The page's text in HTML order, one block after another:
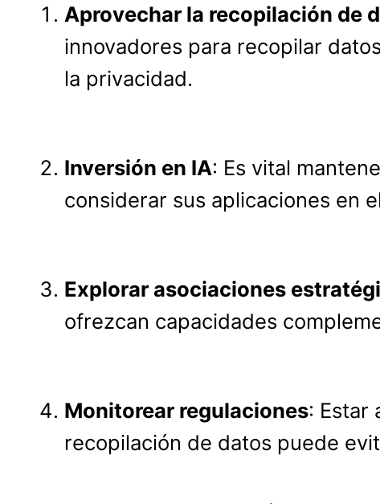
Aprovechar la recopilación de
innovadores para recopilar
la privacidad.
Inversión en IA: Es vital
considerar sus aplicaciones en
Explorar asociaciones
ofrezcan capacidades
Monitorear regulaciones: Estar
recopilación de datos puede